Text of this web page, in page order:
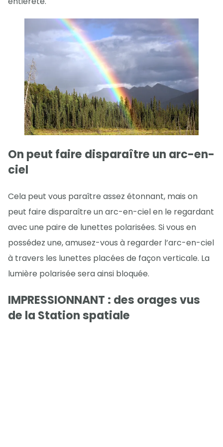
On peut faire disparaître un arc-en-
ciel
Cela peut vous paraître assez étonnant, mais on
peut faire disparaître un arc-en-ciel en le regardant
avec une paire de lunettes polarisées. Si vous en
possédez une, amusez-vous à regarder l’arc-en-ciel
à travers les lunettes placées de façon verticale. La
lumière polarisée sera ainsi bloquée.
IMPRESSIONNANT : des orages vus
de la Station spatiale